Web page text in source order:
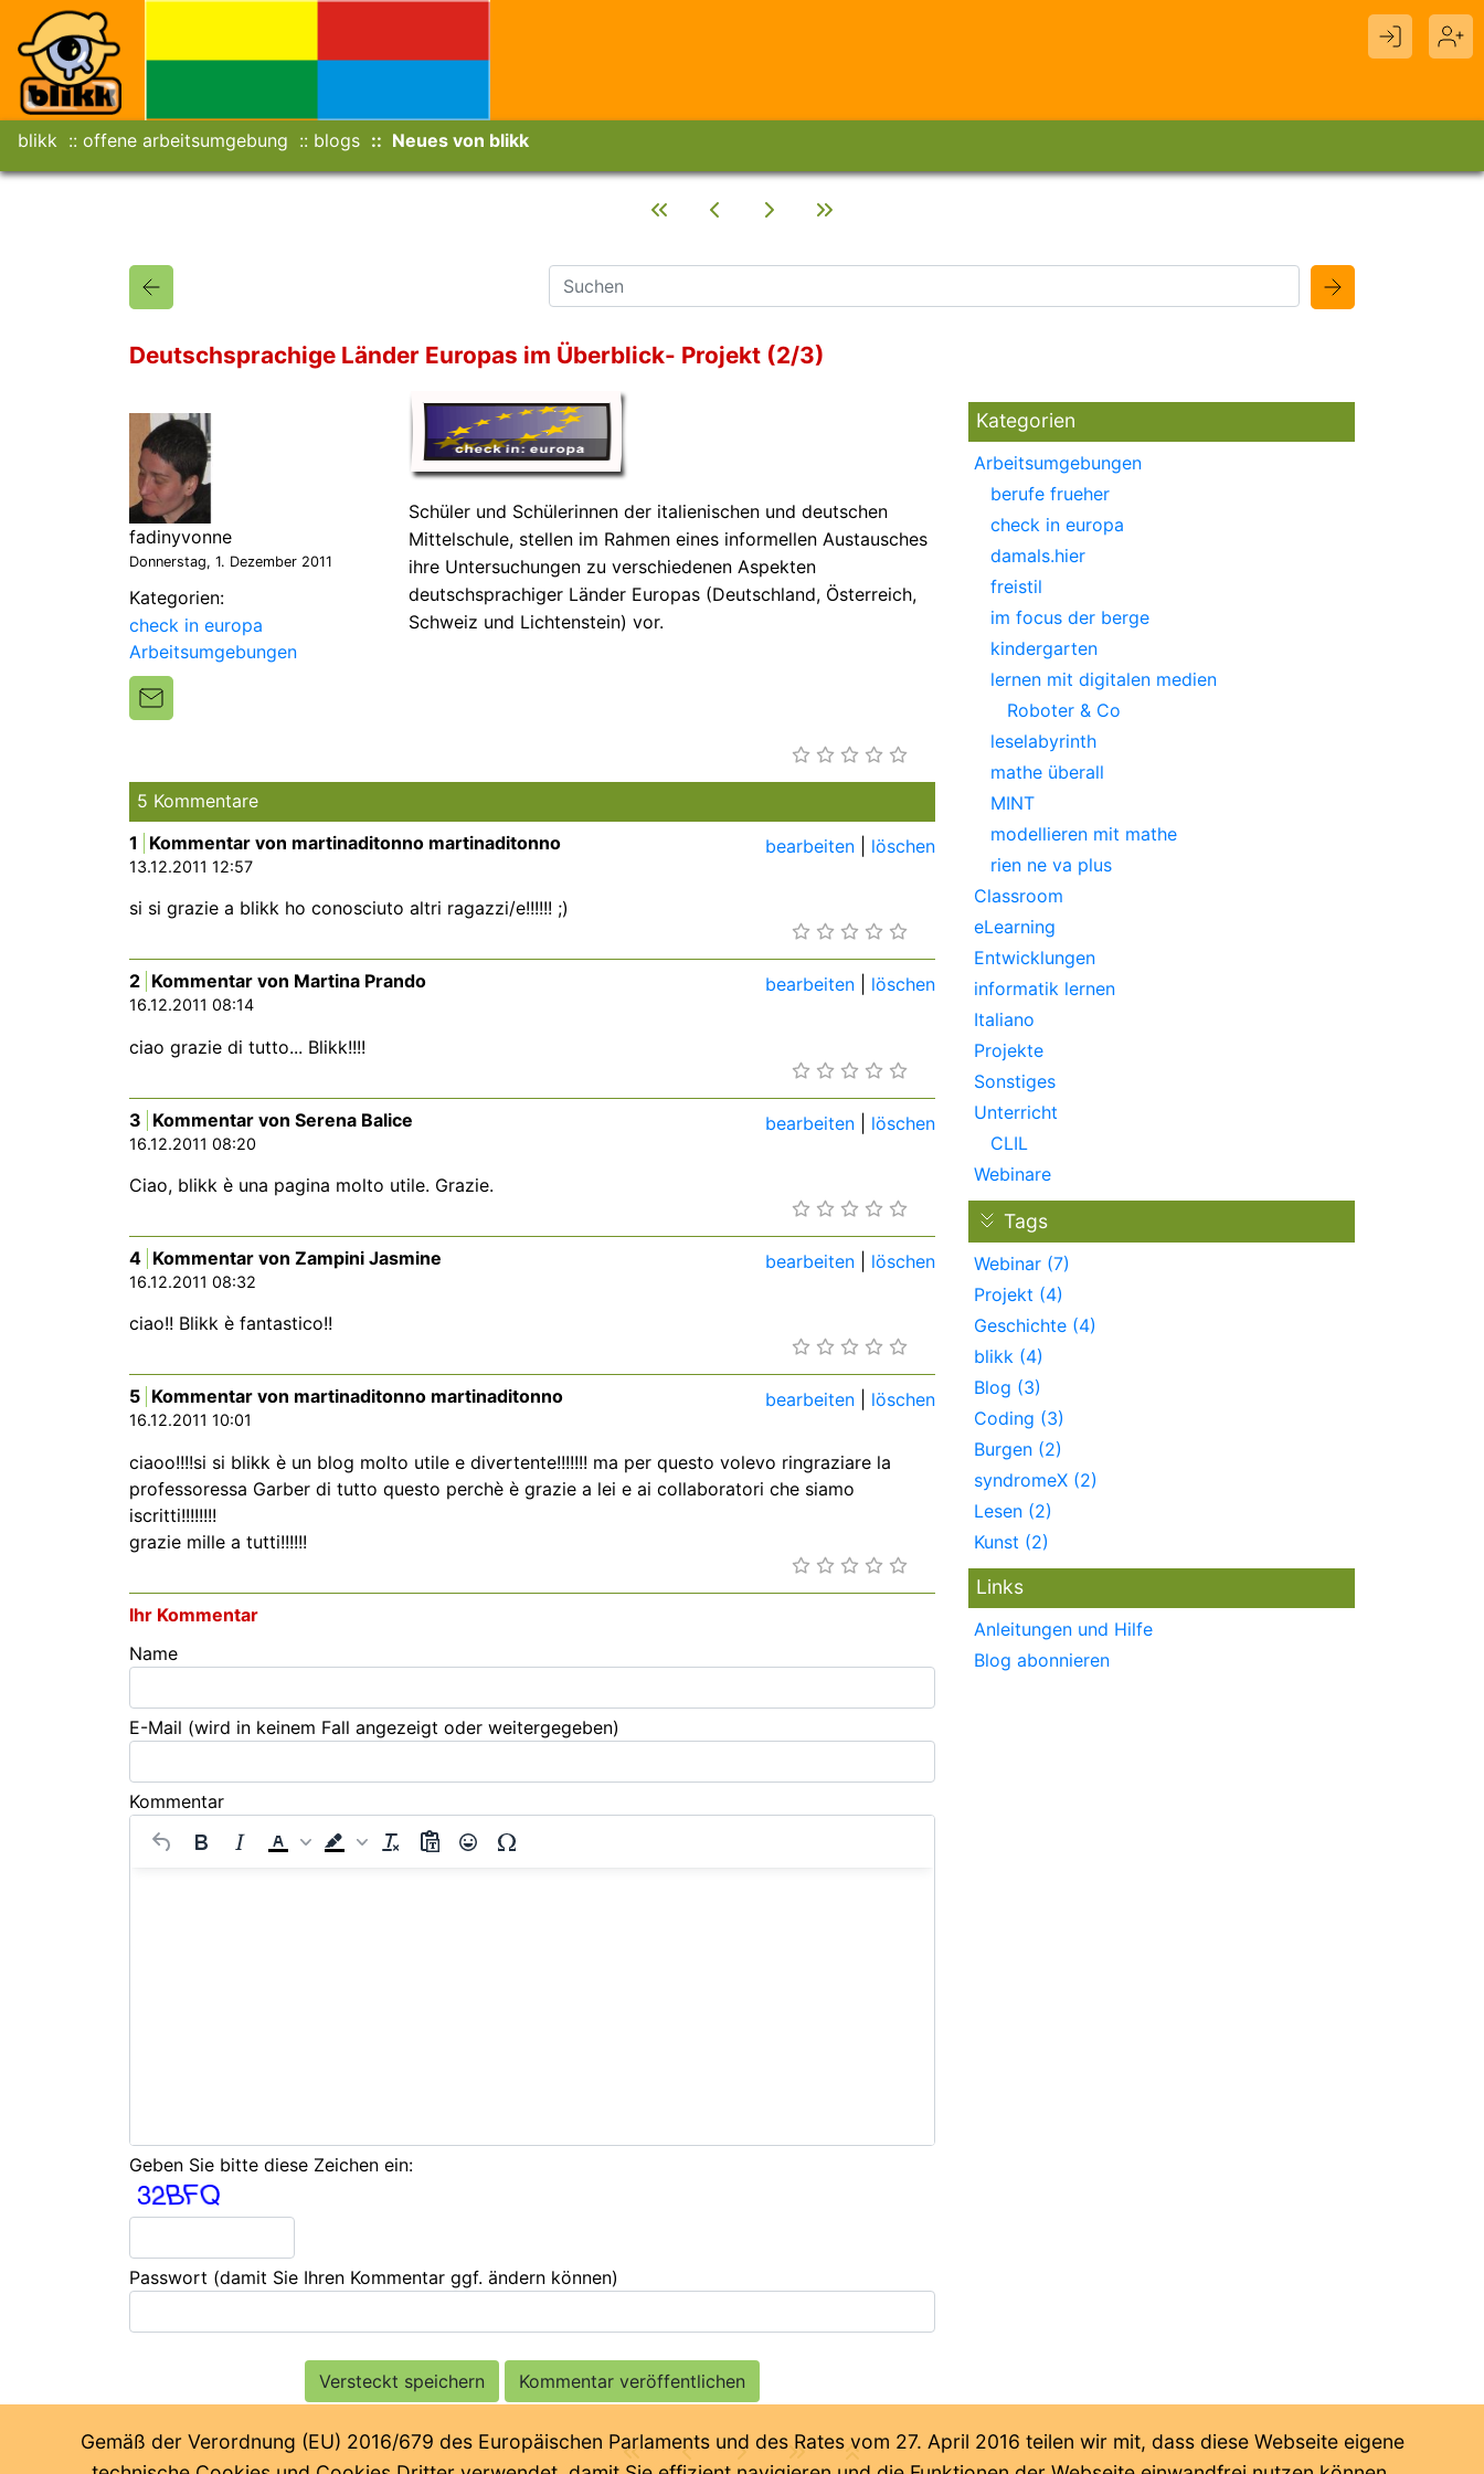
blikk offene arbeitsumgebung blogs Neues von blikk
Deutschsprachige Länder Europas im Überblick- Projekt (2/3)
Schüler und Schülerinnen der italienischen und deutschen
Mittelschule, stellen im Rahmen eines informellen Austausches
ihre Untersuchungen zu verschiedenen Aspekten
deutschsprachiger Länder Europas (Deutschland, Österreich,
Schweiz und Lichtenstein) vor.
fadinyvonne
Donnerstag, 1. Dezember 2011
Kategorien:
check in europa
Arbeitsumgebungen
5 Kommentare
bearbeiten löschen
1 Kommentar von martinaditonno martinaditonno
13.12.2011 12:57
si si grazie a blikk ho conosciuto altri ragazzi/e!!!!!! ;)
bearbeiten löschen
2 Kommentar von Martina Prando
16.12.2011 08:14
ciao grazie di tutto... Blikk!!!!
bearbeiten löschen
3 Kommentar von Serena Balice
16.12.2011 08:20
Ciao, blikk è una pagina molto utile. Grazie.
bearbeiten löschen
4 Kommentar von Zampini Jasmine
16.12.2011 08:32
ciao!! Blikk è fantastico!!
bearbeiten löschen
5 Kommentar von martinaditonno martinaditonno
16.12.2011 10:01
ciaoo!!!!si si blikk è un blog molto utile e divertente!!!!!!! ma per questo volevo ringraziare la
professoressa Garber di tutto questo perchè è grazie a lei e ai collaboratori che siamo
iscritti!!!!!!!!
grazie mille a tutti!!!!!!
Ihr Kommentar
Name
E-Mail (wird in keinem Fall angezeigt oder weitergegeben)
Kommentar
Geben Sie bitte diese Zeichen ein:
Passwort (damit Sie Ihren Kommentar ggf. ändern können)
Kategorien
Arbeitsumgebungen
berufe frueher
check in europa
damals.hier
freistil
im focus der berge
kindergarten
lernen mit digitalen medien
Roboter & Co
leselabyrinth
mathe überall
MINT
modellieren mit mathe
rien ne va plus
Classroom
eLearning
Entwicklungen
informatik lernen
Italiano
Projekte
Sonstiges
Unterricht
CLIL
Webinare
Tags
Webinar (7)
Projekt (4)
Geschichte (4)
blikk (4)
Blog (3)
Coding (3)
Burgen (2)
syndromeX (2)
Lesen (2)
Kunst (2)
Links
Anleitungen und Hilfe
Blog abonnieren
Gemäß der Verordnung (EU) 2016/679 des Europäischen Parlaments und des Rates vom 27. April 2016 teilen wir mit, dass diese Webseite eigene